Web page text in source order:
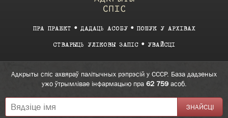
ПРА ПРАЕКТ ДАДАЦЬ АСОБУ ПОШУК У АРХІВАХ
СТВАРЫЦЬ УЛІКОВЫ ЗАПІС УВАЙСЦІ
Адкрыты спіс ахвяраў палітычных рэпрэсій у СССР. База дадзеных
ужо ўтрымлівае інфармацыю пра 62 759асоб.